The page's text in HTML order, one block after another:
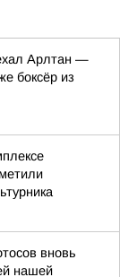
Арлтан —
боксёр из
вновь
нашей